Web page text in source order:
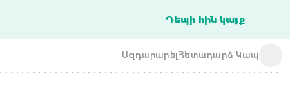
Դեպի հին կայք
ԱզդարարելՀետադարձ Կապ